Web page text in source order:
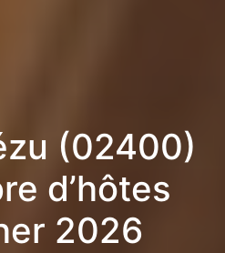
(02400)
d’hôtes
2026